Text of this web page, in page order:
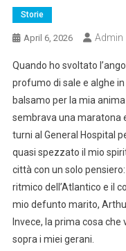
Storie
April 6, 2026 Admin
Quando ho svoltato
profumo di sale e alghe
balsamo per la mia
sembrava una maratona
turni al General Hospital
quasi spezzato il mio
città con un solo
ritmico dell’Atlantico e il
mio defunto marito,
Invece, la prima cosa
sopra i miei gerani.